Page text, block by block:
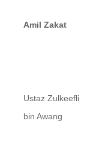
Amil Zakat
Ustaz Zulkeefli
bin Awang